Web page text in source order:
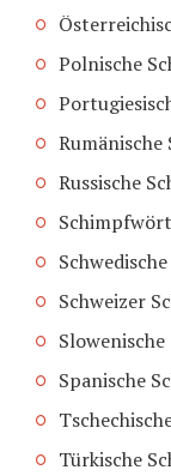
Polnische
Russische
Schweizer
Spanische
Türkische